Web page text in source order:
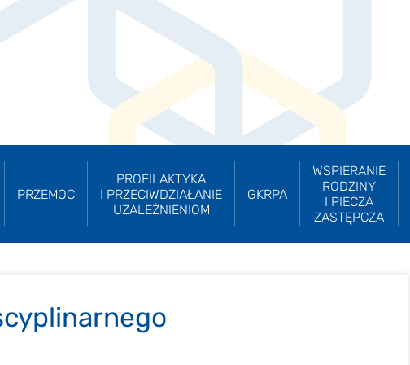
PRZEMOC
PROFILAKTYKA
I PRZECIWDZIAŁANIE
UZALEŻNIENIOM
GKRPA
WSPIERANIE
RODZINY
I PIECZA
ZASTĘPCZA